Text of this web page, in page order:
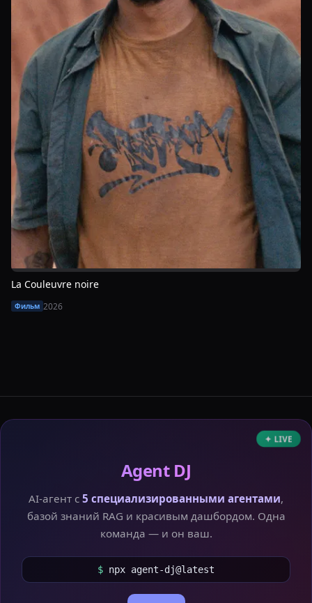
La Couleuvre noire
Фильм 2026
✦ LIVE
Agent DJ
AI-агент с 5 специализированными агентами,
базой знаний RAG и красивым дашбордом. Одна
команда — и он ваш.
$ npx agent-dj@latest